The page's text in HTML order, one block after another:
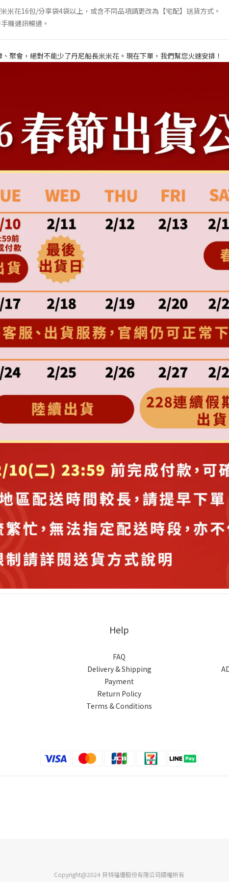
米花16包/分享袋4袋以上，或含不同品項請更改為【宅配】送貨方式。
機通訊暢通。
聚會，絕對不能少了丹尼船長米米花。現在下單，我們幫您火速安排！
Help
FAQ
Delivery & Shipping
Payment
Return Policy
Terms & Conditions
Copyright@2024 貝特福優股份有限公司版權所有